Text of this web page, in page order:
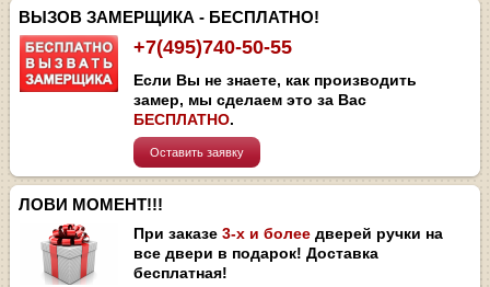
ВЫЗОВ ЗАМЕРЩИКА - БЕСПЛАТНО!
+7(495)740-50-55
Если Вы не знаете, как производить
замер, мы сделаем это за Вас
БЕСПЛАТНО.
Оставить заявку
ЛОВИ МОМЕНТ!!!
При заказе3-х и более дверей ручки на
все двери в подарок! Доставка
бесплатная!